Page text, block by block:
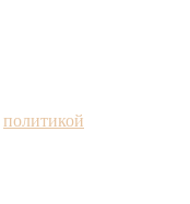
политикой